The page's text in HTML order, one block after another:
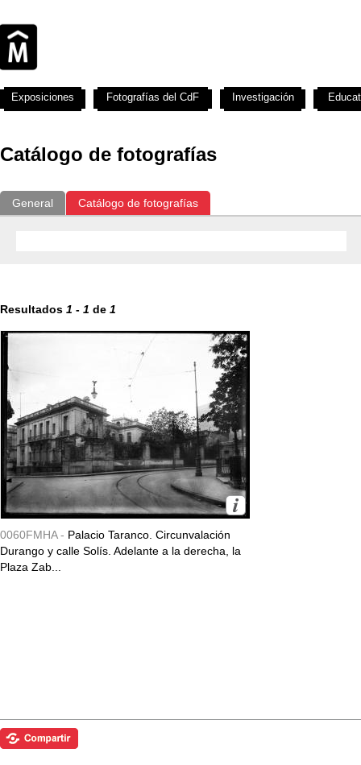
Catálogo de fotografías
General Catálogo de fotografías
Resultados 1 - 1 de 1
0060FMHA - Palacio Taranco. Circunvalación
Durango y calle Solís. Adelante a la derecha, la
Plaza Zab...
Exposiciones Fotografías del CdF Investigación